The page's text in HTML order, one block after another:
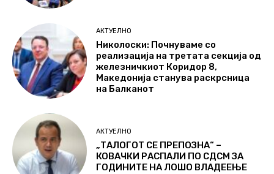
АКТУЕЛНО
Николоски: Почнуваме со
реализација на третата секција од
железничкиот Коридор 8,
Македонија станува раскрсница
на Балканот
АКТУЕЛНО
„ТАЛОГОТ СЕ ПРЕПОЗНА“ –
КОВАЧКИ РАСПАЛИ ПО СДСМ ЗА
ГОДИНИТЕ НА ЛОШО ВЛАДЕЕЊЕ